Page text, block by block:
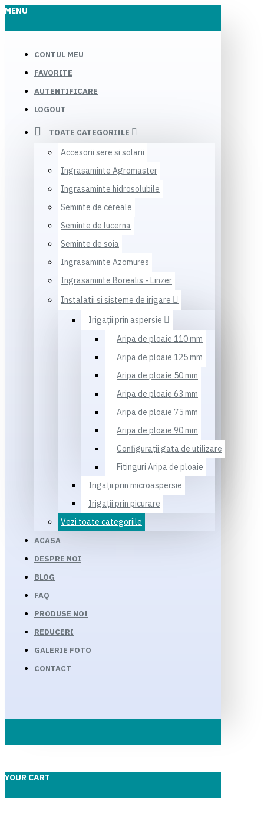
MENU
CONTUL MEU
FAVORITE
AUTENTIFICARE
LOGOUT
TOATE CATEGORIILE
Accesorii sere si solarii
Ingrasaminte Agromaster
Ingrasaminte hidrosolubile
Seminte de cereale
Seminte de lucerna
Seminte de soia
Ingrasaminte Azomures
Ingrasaminte Borealis - Linzer
Instalatii si sisteme de irigare
Irigaţii prin aspersie
Aripa de ploaie 110 mm
Aripa de ploaie 125 mm
Aripa de ploaie 50 mm
Aripa de ploaie 63 mm
Aripa de ploaie 75 mm
Aripa de ploaie 90 mm
Configuraţii gata de utilizare
Fitinguri Aripa de ploaie
Irigaţii prin microaspersie
Irigaţii prin picurare
Vezi toate categoriile
ACASA
DESPRE NOI
BLOG
FAQ
PRODUSE NOI
REDUCERI
GALERIE FOTO
CONTACT
YOUR CART